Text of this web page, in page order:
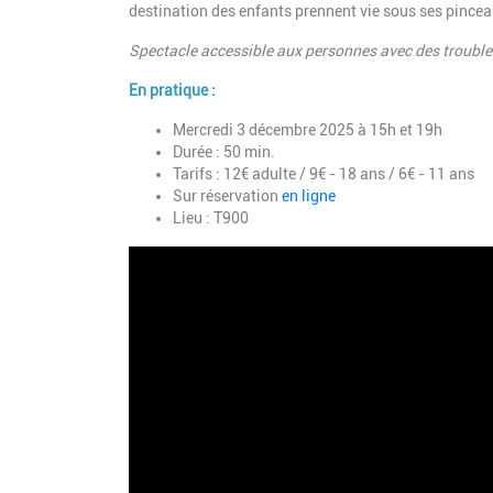
destination des enfants prennent vie sous ses
Spectacle accessible aux personnes avec des
En pratique :
Mercredi 3 décembre 2025 à 15h et 19h
Durée : 50 min.
Tarifs : 12€ adulte / 9€ - 18 ans / 6€ - 11 ans
Sur réservation en ligne
Lieu : T900